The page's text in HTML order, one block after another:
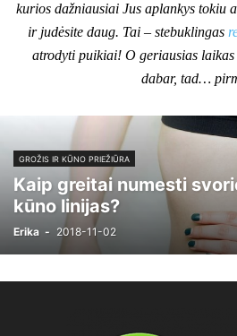
kurios dažniausiai Jus aplankys tokiu
ir judėsite daug. Tai – stebuklingas
atrodyti puikiai! O geriausias
dabar, tad…
GROŽIS IR KŪNO PRIEŽIŪRA
Kaip greitai numesti
kūno linijas?
Erika - 2018-11-02